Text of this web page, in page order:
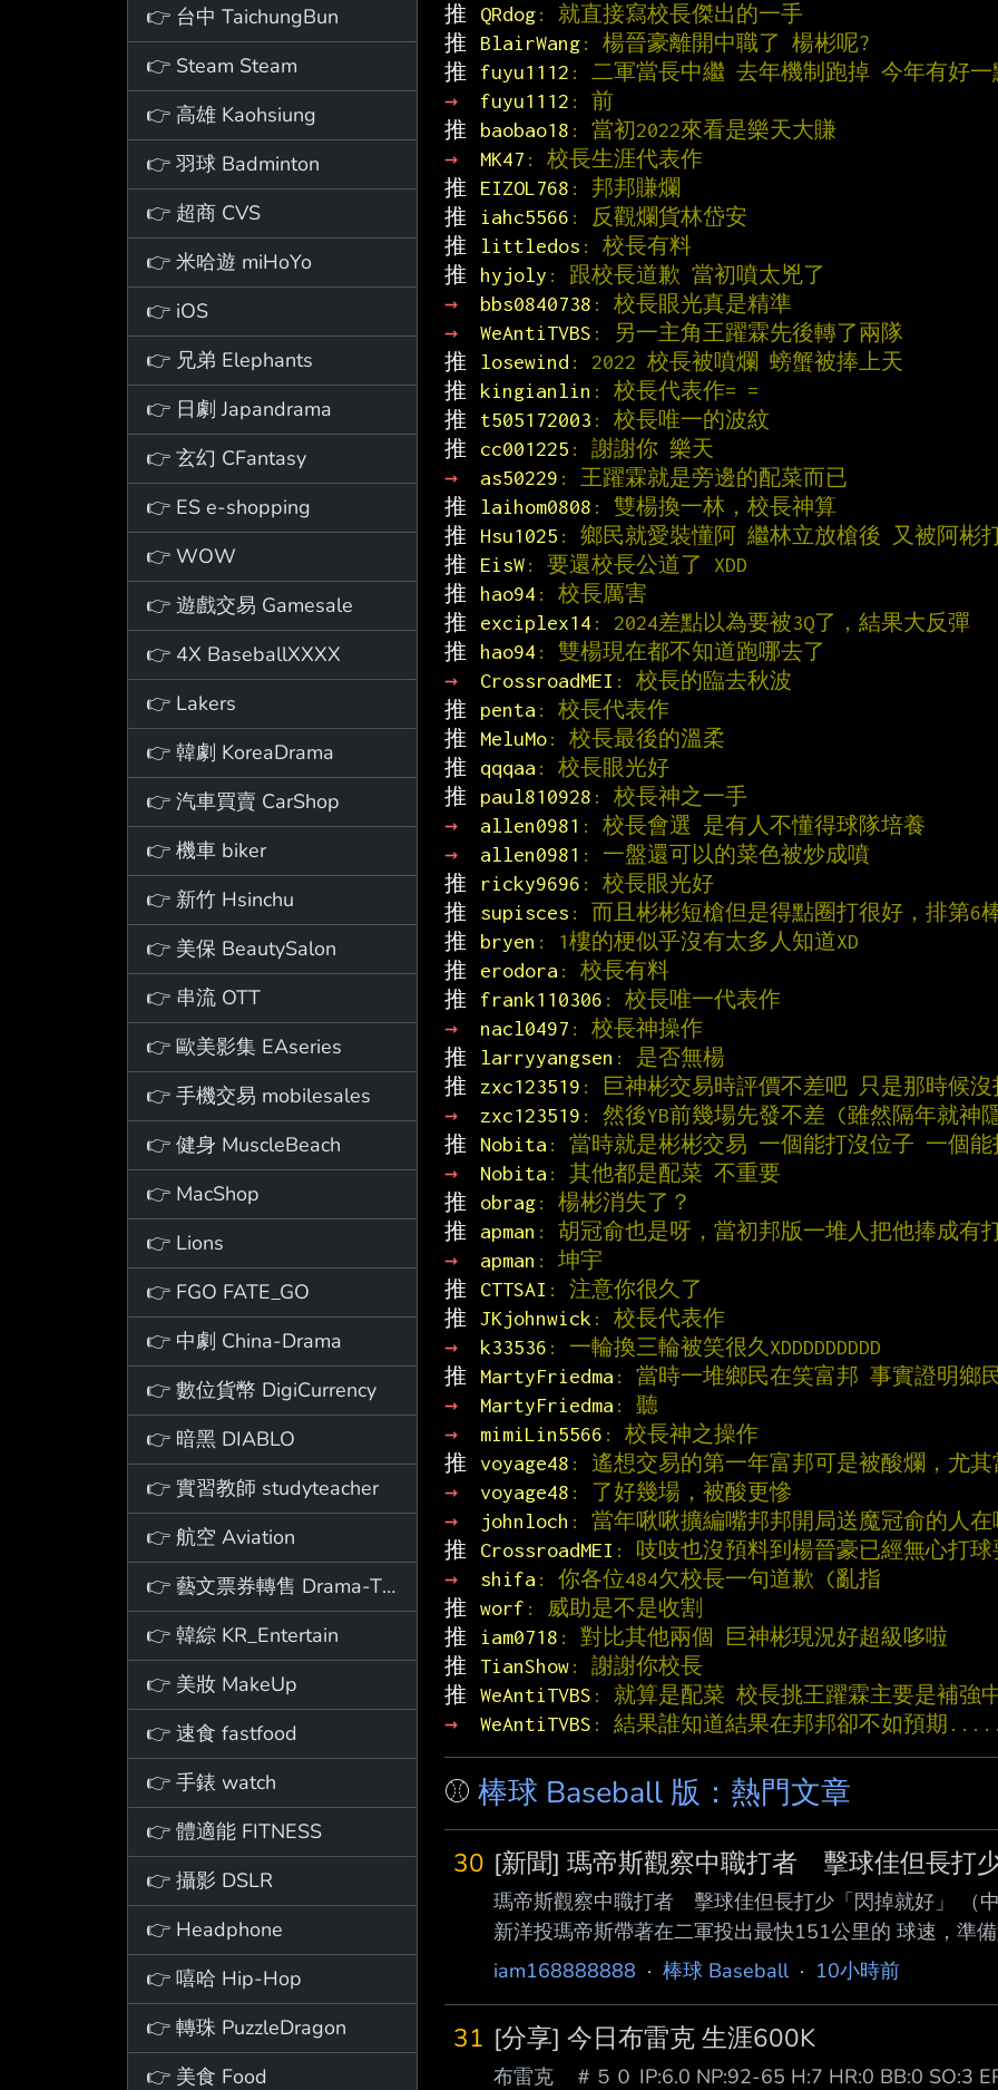
👉 台中 TaichungBun
👉 Steam Steam
👉 高雄 Kaohsiung
👉 羽球 Badminton
👉 超商 CVS
👉 米哈遊 miHoYo
👉 iOS
👉 兄弟 Elephants
👉 日劇 Japandrama
👉 玄幻 CFantasy
👉 ES e-shopping
👉 WOW
👉 遊戲交易 Gamesale
👉 4X BaseballXXXX
👉 Lakers
👉 韓劇 KoreaDrama
👉 汽車買賣 CarShop
👉 機車 biker
👉 新竹 Hsinchu
👉 美保 BeautySalon
👉 串流 OTT
👉 歐美影集 EAseries
👉 手機交易 mobilesales
👉 健身 MuscleBeach
👉 MacShop
👉 Lions
👉 FGO FATE_GO
👉 中劇 China-Drama
👉 數位貨幣 DigiCurrency
👉 暗黑 DIABLO
👉 實習教師 studyteacher
👉 航空 Aviation
👉 藝文票券轉售 Drama-Ticket
👉 韓綜 KR_Entertain
👉 美妝 MakeUp
👉 速食 fastfood
👉 手錶 watch
👉 體適能 FITNESS
👉 攝影 DSLR
👉 Headphone
👉 嘻哈 Hip-Hop
👉 轉珠 PuzzleDragon
👉 美食 Food
推
QRdog: 就直接寫校長傑出的一手
推
BlairWang: 楊晉豪離開中職了 楊彬呢?
推
fuyu1112 : 二軍當長中繼 去年機制跑掉 今年有好
→
fuyu1112 : 前
推
baobao18 : 當初2022來看是樂天大賺
→
MK47 : 校長生涯代表作
推
EIZOL768 : 邦邦賺爛
推
iahc5566 : 反觀爛貨林岱安
推
littledos : 校長有料
推
hyjoly : 跟校長道歉 當初噴太兇了
→
bbs0840738 : 校長眼光真是精準
→
WeAntiTVBS : 另一主角王躍霖先後轉了兩隊
推
losewind : 2022 校長被噴爛 螃蟹被捧上天
推
kingianlin : 校長代表作= =
推
t505172003 : 校長唯一的波紋
推
cc001225 : 謝謝你 樂天
→
as50229 : 王躍霖就是旁邊的配菜而已
推
laihom0808 : 雙楊換一林，校長神算
推
Hsu1025 : 鄉民就愛裝懂阿 繼林立放槍後 又被阿彬
推
EisW: 要還校長公道了 XDD
推
hao94 : 校長厲害
推
exciplex14 : 2024差點以為要被3Q了，結果大反彈
推
hao94 : 雙楊現在都不知道跑哪去了
→
CrossroadMEI : 校長的臨去秋波
推
penta : 校長代表作
推
MeluMo: 校長最後的溫柔
推
qqqaa : 校長眼光好
推
paul810928 : 校長神之一手
→
allen0981 : 校長會選 是有人不懂得球隊培養
→
allen0981 : 一盤還可以的菜色被炒成噴
推
ricky9696 : 校長眼光好
推
supisces : 而且彬彬短槍但是得點圈打很好，排第6
推
bryen : 1樓的梗似乎沒有太多人知道XD
推
erodora : 校長有料
推
frank110306 : 校長唯一代表作
→
nacl0497 : 校長神操作
推
larryyangsen : 是否無楊
推
zxc123519 : 巨神彬交易時評價不差吧 只是那時候沒
→
zxc123519 : 然後YB前幾場先發不差 (雖然隔年就神
推
Nobita : 當時就是彬彬交易 一個能打沒位子 一個能
→
Nobita : 其他都是配菜 不重要
推
obrag: 楊彬消失了？
推
apman : 胡冠俞也是呀，當初邦版一堆人把他捧成有
→
apman : 坤宇
推
CTTSAI : 注意你很久了
推 JKjohnwick : 校長代表作
→
k33536 : 一輪換三輪被笑很久XDDDDDDDDD
推
MartyFriedma : 當時一堆鄉民在笑富邦 事實證明鄉
→
MartyFriedma : 聽
→
mimiLin5566 : 校長神之操作
推
voyage48 : 遙想交易的第一年富邦可是被酸爛，尤
→
voyage48 : 了好幾場，被酸更慘
→
johnloch : 當年啾啾擴編嘴邦邦開局送魔冠俞的人在
推
CrossroadMEI : 吱吱也沒預料到楊晉豪已經無心打
→
shifa : 你各位484欠校長一句道歉 (亂指
推 worf : 威助是不是收割
推
iam0718 : 對比其他兩個 巨神彬現況好超級哆啦
推
TianShow: 謝謝你校長
推 WeAntiTVBS : 就算是配菜 校長挑王躍霖主要是補強
→
WeAntiTVBS : 結果誰知道結果在邦邦卻不如預期
⚾ 棒球 Baseball 版：熱門文章
30 [新聞] 瑪帝斯觀察中職打者 擊球佳但長打
瑪帝斯觀察中職打者 擊球佳但長打少「閃掉就好」 （
新洋投瑪帝斯帶著在二軍投出最快151公里的 球速，準
者的擊球能力好，但長打者較少，「 閃掉他就好。」
還是一球一球去投，「掌握我能掌握 的事」。 瑪帝斯
表示，自己從高中開始就是以強化速球 為目標，隨著
iam168888888 · 棒球 Baseball· 10小時前
31 [分享] 今日布雷克 生涯600K
布雷克 ＃５０ IP:6.0 NP:92-65 H:7 HR:0 BB:0 SO:3